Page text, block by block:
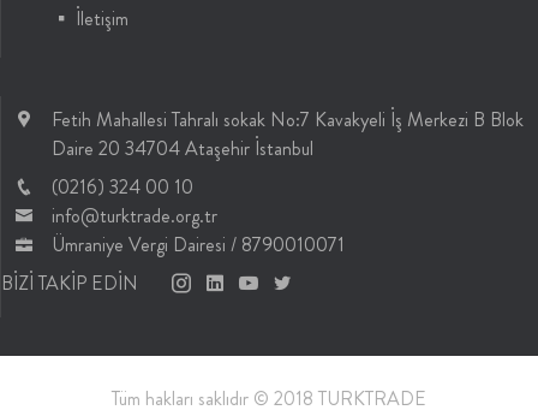
İletişim
Fetih Mahallesi Tahralı sokak No:7 Kavakyeli İş Merkezi B Blok
Daire 20 34704 Ataşehir İstanbul
(0216) 324 00 10
info@turktrade.org.tr
Ümraniye Vergi Dairesi / 8790010071
BİZİ TAKİP EDİN
Tüm hakları saklıdır © 2018 TURKTRADE